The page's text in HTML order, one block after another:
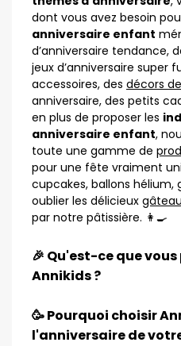
dont vous avez besoin
anniversaire enfant
d’anniversaire tendance,
jeux d’anniversaire super
accessoires, des décors
anniversaire, des petits
en plus de proposer les
anniversaire enfant,
toute une gamme de
pour une fête vraiment
cupcakes, ballons hélium,
oublier les délicieux
par notre pâtissière. 👩‍🍳
🎉 Qu'est-ce que
Annikids ?
🥳 Pourquoi choisir
l'anniversaire de